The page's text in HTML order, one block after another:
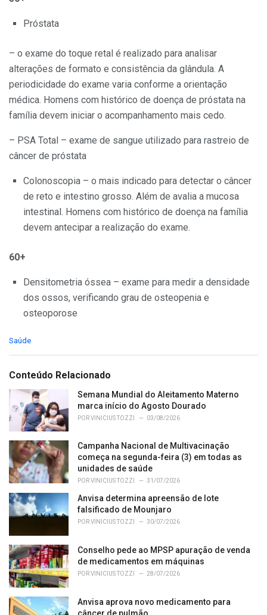
Próstata
– o exame do toque retal é realizado para analisar
alterações de formato e consistência da glândula. A
periodicidade do exame varia conforme a orientação
médica. Homens com histórico de doença de próstata na
família devem iniciar o acompanhamento mais cedo.
– PSA Total – exame de sangue utilizado para rastreio de
câncer de próstata
Colonoscopia – o mais indicado para detectar o câncer
de reto e intestino grosso. Além de avalia a mucosa
intestinal. Homens com histórico de doença na família
devem antecipar a realização do exame.
60+
Densitometria óssea – exame para medir a densidade
dos ossos, verificando grau de osteopenia e
osteoporose
C
e
o
i
Saúde
Conteúdo Relacionado
Semana Mundial do Aleitamento Materno
marca início do Agosto Dourado
PORVINICIUS TOZZI 03/08/2026
Campanha Nacional de Multivacinação
começa na segunda-feira (3) em todas as
unidades de saúde
PORVINICIUS TOZZI 31/07/2026
Anvisa determina apreensão de lote
falsificado de Mounjaro
PORVINICIUS TOZZI 30/07/2026
Conselho pede ao MPSP apuração de venda
de medicamentos em máquinas
PORVINICIUS TOZZI 28/07/2026
Anvisa aprova novo medicamento para
câncer de pulmão